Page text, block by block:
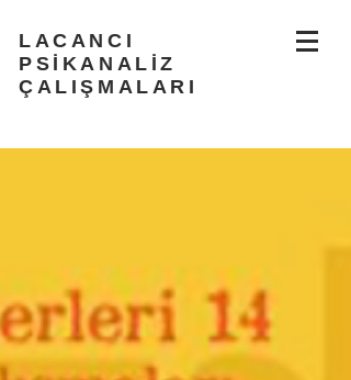
LACANCI
PSİKANALİZ
ÇALIŞMALARI